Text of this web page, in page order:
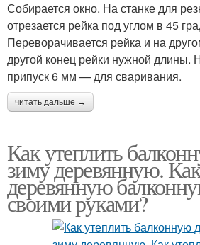
Собирается окно. На станке для
отрезается рейка под углом в 45
Переворачивается рейка и на
другой конец рейки нужной длины.
припуск 6 мм — для сваривания.
читать дальше →
Как утеплить
зиму деревянную.
деревянную
своими руками?